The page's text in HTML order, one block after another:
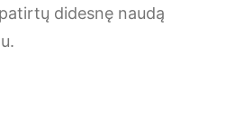
didesnę naudą